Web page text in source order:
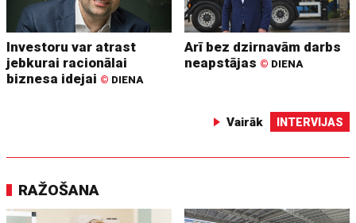
Investoru var atrast
jebkurai racionālai
biznesa idejai © DIENA
Arī bez dzirnavām darbs
neapstājas © DIENA
Vairāk INTERVIJAS
RAŽOŠANA